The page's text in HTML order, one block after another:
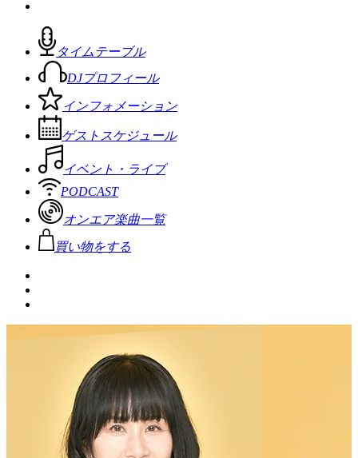
タイムテーブル
DJプロフィール
インフォメーション
ゲストスケジュール
イベント・ライブ
PODCAST
オンエア楽曲一覧
買い物をする